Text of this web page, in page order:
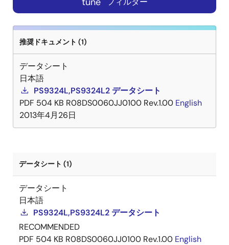
推奨ドキュメント (1)
データシート
日本語
PS9324L,PS9324L2 データシート
PDF 504 KB R08DS0060JJ0100 Rev.1.00 English
2013年4月26日
データシート (1)
データシート
日本語
PS9324L,PS9324L2 データシート
RECOMMENDED
PDF 504 KB R08DS0060JJ0100 Rev.1.00 English